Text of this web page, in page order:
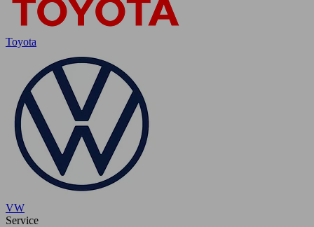
Toyota
VW
Service